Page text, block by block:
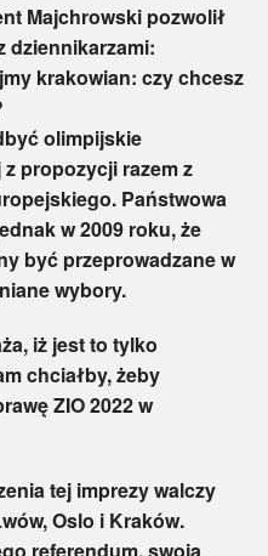
pozwolił
dziennikarzami:
krakowian: czy chcesz
olimpijskie
propozycji razem z
Państwowa
w 2009 roku, że
być przeprowadzane w
wybory.
iż jest to tylko
chciałby, żeby
ZIO 2022 w
tej imprezy walczy
Oslo i Kraków.
referendum, swoją